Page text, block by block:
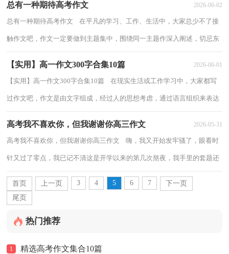
总有一种期待高考作文 2026-06-02
总有一种期待高考作文 在平凡的学习、工作、生活中，大家总少不了接
触作文吧，作文一定要做到主题集中，围绕同一主题作深入阐述，切忌东
【实用】高一作文300字合集10篇 2026-06-01
【实用】高一作文300字合集10篇 在现实生活或工作学习中，大家都写
过作文吧，作文是由文字组成，经过人的思想考虑，通过语言组织来表达
高考我不喜欢你，但我谢谢你高三作文 2026-05-31
高考我不喜欢你，但我谢谢你高三作文 嗨，我又开始发牢骚了，眼看时
针又过了零点，我已记不清这是开学以来的第几次熬夜，我手里的套题还
有一大半未做，可抵挡不住的睡意已经席卷而来...
首页
上一页 3 4 5 6 7
下一页
尾页
热门推荐
1 精选高考作文集合10篇